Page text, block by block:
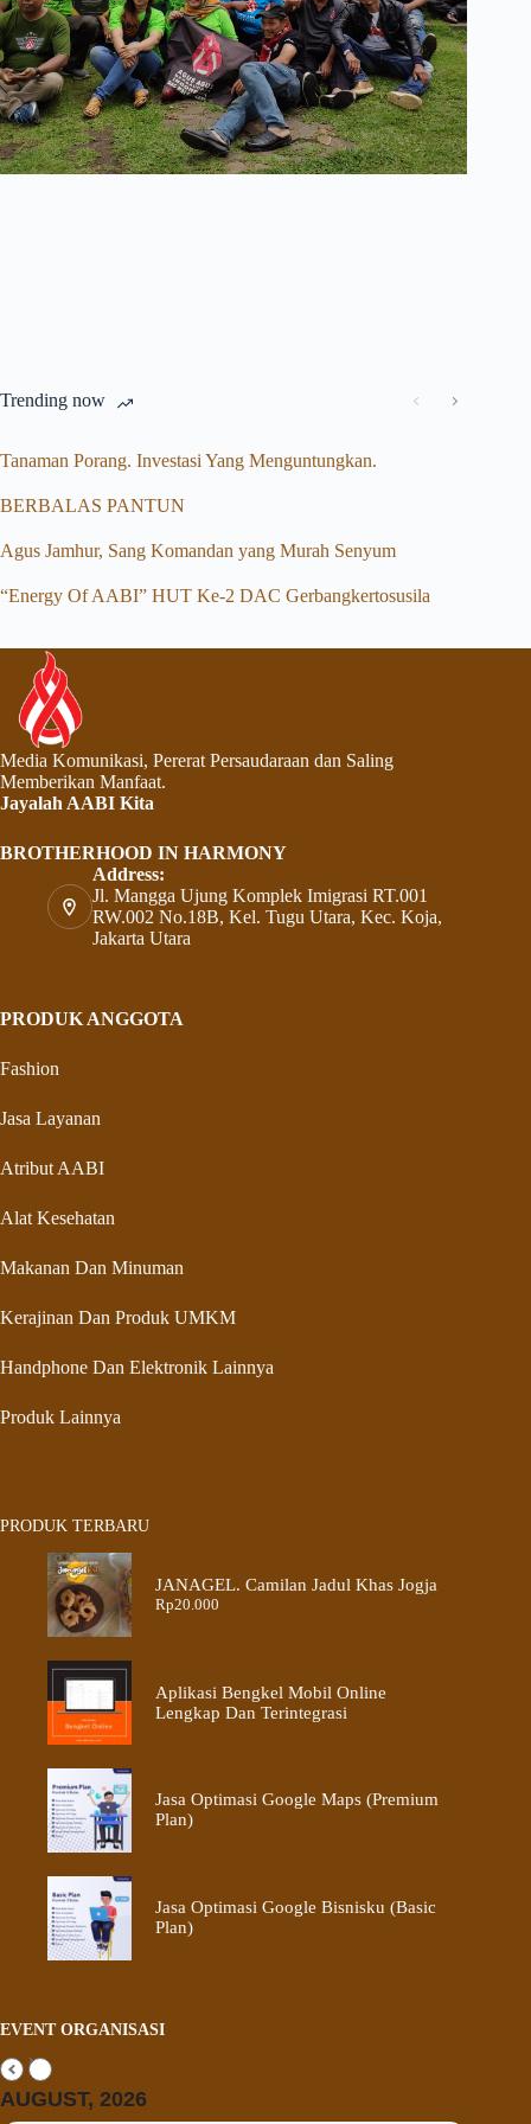
Trending now
Tanaman Porang. Investasi Yang Menguntungkan.
BERBALAS PANTUN
Agus Jamhur, Sang Komandan yang Murah Senyum
“Energy Of AABI” HUT Ke-2 DAC Gerbangkertosusila
Media Komunikasi, Pererat Persaudaraan dan Saling
Memberikan Manfaat.
Jayalah AABI Kita
BROTHERHOOD IN HARMONY
Address:
Jl. Mangga Ujung Komplek Imigrasi RT.001
RW.002 No.18B, Kel. Tugu Utara, Kec. Koja,
Jakarta Utara
PRODUK ANGGOTA
Fashion
Jasa Layanan
Atribut AABI
Alat Kesehatan
Makanan Dan Minuman
Kerajinan Dan Produk UMKM
Handphone Dan Elektronik Lainnya
Produk Lainnya
PRODUK TERBARU
JANAGEL. Camilan Jadul Khas Jogja
Rp20.000
Aplikasi Bengkel Mobil Online
Lengkap Dan Terintegrasi
Jasa Optimasi Google Maps (Premium
Plan)
Jasa Optimasi Google Bisnisku (Basic
Plan)
EVENT ORGANISASI
AUGUST, 2026